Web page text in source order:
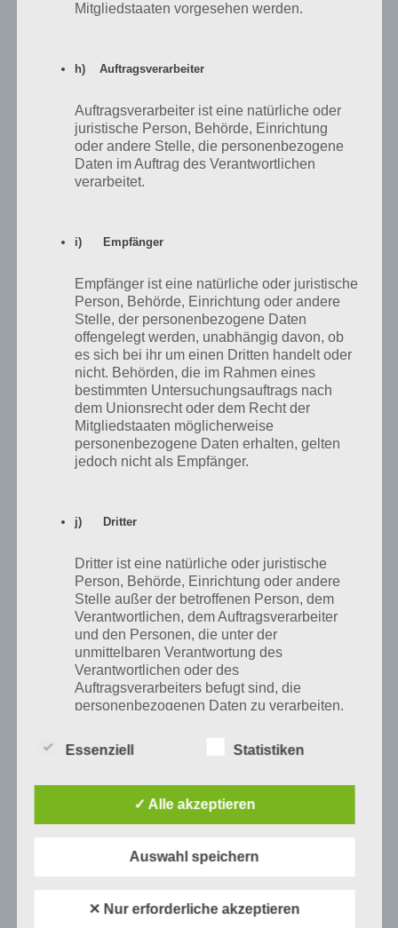
Die Wissenschaft des Kochens: Der Herbzid-
Nachdem die vier Teile bei “Die Supper wird langsam interessant” in
Simpsons Springfield abgeschlossen wurden ist, startet “Die
Wissenschaft des Kochens”. Dazu muss Bart frei sein. Dazu baust du
den Herbizid Spritzer und kannst ab sofort Bob-Klone in einem
Terwilligers Event von Simpsons Springfield
Nachdem du die nachfolgenden sechs Teile fertiggestellt hast,
kommt als nächstes, dass du das Opernhaus bauen musst. Nach
dem Bau kommt Tingeltangel-Bob ins Spiel.
Beschreibung
Auslösende
Person
Upgrade Frinks Herbizid Spritzer
Lass Krabappel zu einem Date
gehen
Lisa 4h
25 Bob-Klone einfangen Moe
Monsarno Research auf Stufe 8
upgraden
Lass 5 Springfielder randalieren
Lass 5 Springfielder randalieren
im braunen Haus verstecken
Bart
Die weiteren Storylines werden wir in Kürze hier ergänzen.
Mitgliedstaaten vorgesehen werden.
h) Auftragsverarbeiter
Auftragsverarbeiter ist eine natürliche oder
juristische Person, Behörde, Einrichtung
oder andere Stelle, die personenbezogene
Daten im Auftrag des Verantwortlichen
verarbeitet.
i) Empfänger
Empfänger ist eine natürliche oder juristische
Person, Behörde, Einrichtung oder andere
Stelle, der personenbezogene Daten
offengelegt werden, unabhängig davon, ob
es sich bei ihr um einen Dritten handelt oder
nicht. Behörden, die im Rahmen eines
bestimmten Untersuchungsauftrags nach
dem Unionsrecht oder dem Recht der
Mitgliedstaaten möglicherweise
personenbezogene Daten erhalten, gelten
jedoch nicht als Empfänger.
j) Dritter
Dritter ist eine natürliche oder juristische
Person, Behörde, Einrichtung oder andere
Stelle außer der betroffenen Person, dem
Verantwortlichen, dem Auftragsverarbeiter
und den Personen, die unter der
unmittelbaren Verantwortung des
Verantwortlichen oder des
Auftragsverarbeiters befugt sind, die
personenbezogenen Daten zu verarbeiten.
Einwilligung ist jede von der betroffenen
Person freiwillig für den bestimmten Fall in
abgegebene Willensbekundung in Form
die betroffene Person zu verstehen gibt, dass
Essenziell Statistiken
✓ Alle akzeptieren
Auswahl speichern
✕ Nur erforderliche akzeptieren